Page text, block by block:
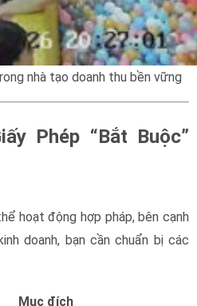
nhà tạo doanh thu bền vững
Phép “Bắt Buộc”
hoạt động hợp pháp, bên cạnh
doanh, bạn cần chuẩn bị các
Mục đích